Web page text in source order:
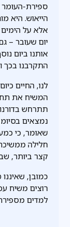
ספירת-העומר
הייאוש. היא
אלא על
יום שעובר –
אותנו ביום
התקרבנו בכך
לנו, החיים
המשיח את
תתרחש
נמצאים
שאומר, כי
חלילה
קצר ביותר,
כמובן,
רוצים משיח
למדים